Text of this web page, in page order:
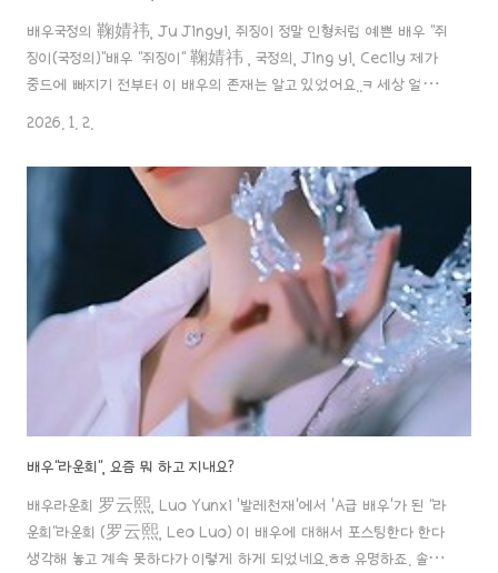
배우국정의 鞠婧祎, Ju Jingyi, 쥐징이 정말 인형처럼 예쁜 배우 "쥐
징이(국정의)"배우 "쥐징이" 鞠婧祎 , 국정의, Jing yi, Cecily 제가
중드에 빠지기 전부터 이 배우의 존재는 알고 있었어요..ㅋ 세상 얼굴이
충돌한 세 가지 진실..!1년에 1억 5천만 위안 폭풍 수익, 지난 10년 총수
입 초과..ㄷㄷ 배우 "장릉혁" 새 드라마, 임윤 배우와의 조합이 무산되면
서, 국정의(쥐징이) 배우가 합류했지만배우장릉혁 张凌赫, Zhang
Linghe, 장링허&임윤 林允, Lin Yun, 린윈&국정의 鞠婧祎, Ju
Jingyi, 쥐징이 우월하..
2026. 1. 2.
배우"라운희", 요즘 뭐 하고 지내요?
배우라운희 罗云熙, Luo Yunxi '발레천재'에서 'A급 배우'가 된 "라
운희"라운희 (罗云熙, Leo Luo) 이 배우에 대해서 포스팅한다 한다
생각해 놓고 계속 못하다가 이렇게 하게 되었네요.ㅎㅎ 유명하죠. 솔직